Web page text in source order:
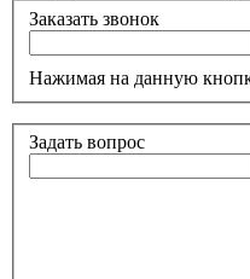
Заказать звонок
Нажимая на данную
Задать вопрос